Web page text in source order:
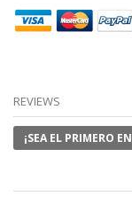
REVIEWS
¡SEA EL PRIMERO